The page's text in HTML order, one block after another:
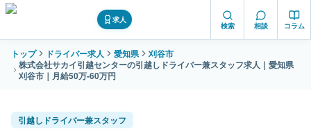
求人
検索 相談 コラム
トップ ドライバー求人 愛知県
刈谷市
株式会社サカイ引越センターの引越しドライバー兼スタッフ求人｜愛知県
刈谷市｜月給50万-60万円
引越しドライバー兼スタッフ